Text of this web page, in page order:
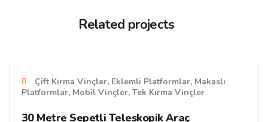
Related projects
Çift Kırma Vinçler, Eklemli Platformlar, Makaslı
Platformlar, Mobil Vinçler, Tek Kırma Vinçler
30 Metre Sepetli Teleskopik Araç